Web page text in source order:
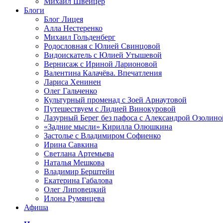
Блоги
Блог Лицея
Алла Нестеренко
Михаил Гольденберг
Родословная с Юлией Свинцовой
Видоискатель с Юлией Утышевой
Вернисаж с Ириной Ларионовой
Валентина Калачёва. Впечатления
Лариса Хенинен
Олег Гальченко
Культурный променад с Зоей Арнаутовой
Путешествуем с Лидией Винокуровой
Лазурный Берег без пафоса с Александрой
«Задние мысли» Кирилла Олюшкина
Застолье с Владимиром Софиенко
Ирина Савкина
Светлана Артемьева
Наталья Мешкова
Владимир Берштейн
Екатерина Габалова
Олег Липовецкий
Илона Румянцева
Афиша